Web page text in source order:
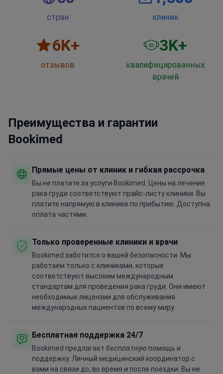
стран клиник
6K+
отзывов
3K+
квалифицированных
врачей
Преимущества и гарантии
Bookimed
Прямые цены от клиник и гибкая рассрочка
Вы не платите за услуги Bookimed. Цены на лечение
рака груди соответствуют прайс-листу клиники. Вы
платите напрямую в клинике по прибытию. Доступна
оплата частями.
Только проверенные клиники и врачи
Bookimed заботится о вашей безопасности. Мы
работаем только с клиниками, которые
соответствуют высоким международным
стандартам для проведения рака груди. Они имеют
необходимые лицензии для обслуживания
международных пациентов по всему миру.
Бесплатная поддержка 24/7
Bookimed предлагает бесплатную помощь и
поддержку. Личный медицинский координатор с
вами на связи до, во время и после поездки. Вы не